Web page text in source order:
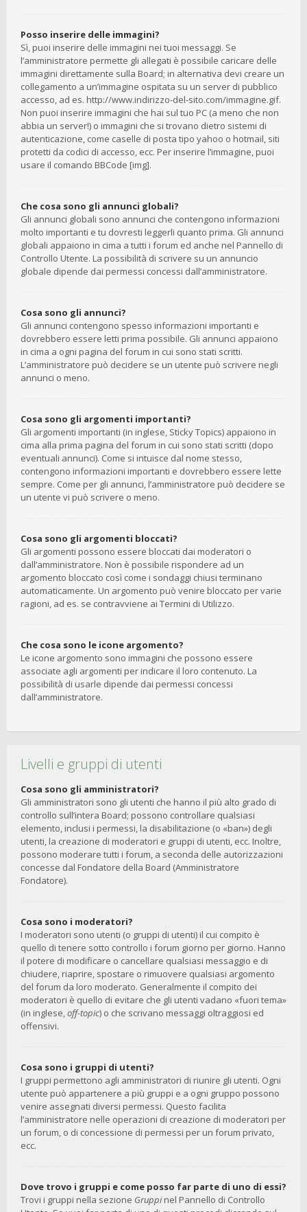
Posso inserire delle immagini?
Sì, puoi inserire delle immagini nei tuoi messaggi. Se
l’amministratore permette gli allegati è possibile caricare delle
immagini direttamente sulla Board; in alternativa devi creare un
collegamento a un’immagine ospitata su un server di pubblico
accesso, ad es. http://www.indirizzo-del-sito.com/immagine.gif.
Non puoi inserire immagini che hai sul tuo PC (a meno che non
abbia un server!) o immagini che si trovano dietro sistemi di
autenticazione, come caselle di posta tipo yahoo o hotmail, siti
protetti da codici di accesso, ecc. Per inserire l’immagine, puoi
usare il comando BBCode [img].
Che cosa sono gli annunci globali?
Gli annunci globali sono annunci che contengono informazioni
molto importanti e tu dovresti leggerli quanto prima. Gli annunci
globali appaiono in cima a tutti i forum ed anche nel Pannello di
Controllo Utente. La possibilità di scrivere su un annuncio
globale dipende dai permessi concessi dall’amministratore.
Cosa sono gli annunci?
Gli annunci contengono spesso informazioni importanti e
dovrebbero essere letti prima possibile. Gli annunci appaiono
in cima a ogni pagina del forum in cui sono stati scritti.
L’amministratore può decidere se un utente può scrivere negli
annunci o meno.
Cosa sono gli argomenti importanti?
Gli argomenti importanti (in inglese, Sticky Topics) appaiono in
cima alla prima pagina del forum in cui sono stati scritti (dopo
eventuali annunci). Come si intuisce dal nome stesso,
contengono informazioni importanti e dovrebbero essere lette
sempre. Come per gli annunci, l’amministratore può decidere se
un utente vi può scrivere o meno.
Cosa sono gli argomenti bloccati?
Gli argomenti possono essere bloccati dai moderatori o
dall’amministratore. Non è possibile rispondere ad un
argomento bloccato così come i sondaggi chiusi terminano
automaticamente. Un argomento può venire bloccato per varie
ragioni, ad es. se contravviene ai Termini di Utilizzo.
Che cosa sono le icone argomento?
Le icone argomento sono immagini che possono essere
associate agli argomenti per indicare il loro contenuto. La
possibilità di usarle dipende dai permessi concessi
dall’amministratore.
Livelli e gruppi di utenti
Cosa sono gli amministratori?
Gli amministratori sono gli utenti che hanno il più alto grado di
controllo sull’intera Board; possono controllare qualsiasi
elemento, inclusi i permessi, la disabilitazione (o «ban») degli
utenti, la creazione di moderatori e gruppi di utenti, ecc. Inoltre,
possono moderare tutti i forum, a seconda delle autorizzazioni
concesse dal Fondatore della Board (Amministratore
Fondatore).
Cosa sono i moderatori?
I moderatori sono utenti (o gruppi di utenti) il cui compito è
quello di tenere sotto controllo i forum giorno per giorno. Hanno
il potere di modificare o cancellare qualsiasi messaggio e di
chiudere, riaprire, spostare o rimuovere qualsiasi argomento
del forum da loro moderato. Generalmente il compito dei
moderatori è quello di evitare che gli utenti vadano «fuori tema»
(in inglese,off-topic) o che scrivano messaggi oltraggiosi ed
offensivi.
Cosa sono i gruppi di utenti?
I gruppi permettono agli amministratori di riunire gli utenti. Ogni
utente può appartenere a più gruppi e a ogni gruppo possono
venire assegnati diversi permessi. Questo facilita
l’amministratore nelle operazioni di creazione di moderatori per
un forum, o di concessione di permessi per un forum privato,
ecc.
Dove trovo i gruppi e come posso far parte di uno di essi?
Trovi i gruppi nella sezione Gruppinel Pannello di Controllo